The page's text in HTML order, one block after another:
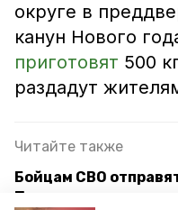
округе в
канун Нового
приготовят 500
раздадут
Читайте также
Бойцам СВО
Предгорного округа